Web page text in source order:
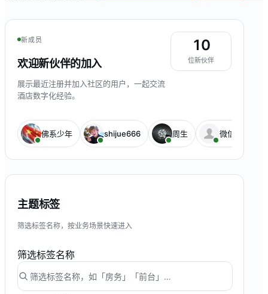
新成员
欢迎新伙伴的加入
展示最近注册并加入社区的用户，一起交流
酒店数字化经验。
10
位新伙伴
佛系少年 shijue666 周生 微信用户
主题标签
筛选标签名称，按业务场景快速进入
筛选标签名称